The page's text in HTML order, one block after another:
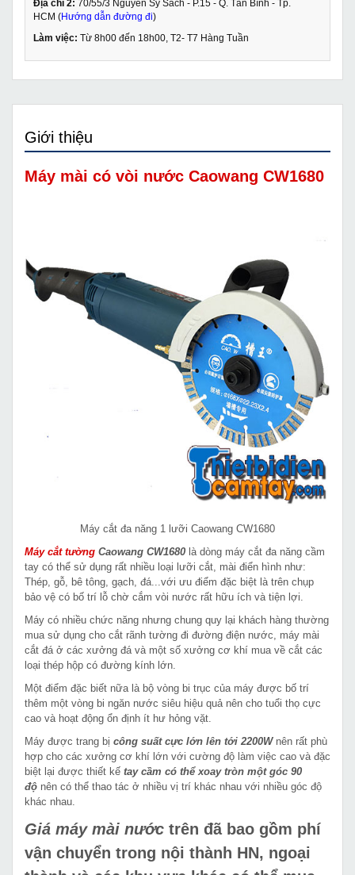
Địa chỉ 2: 70/55/3 Nguyễn Sỹ Sách - P.15 - Q. Tân Bình - Tp.
HCM (Hướng dẫn đường đi)
Làm việc: Từ 8h00 đến 18h00, T2- T7 Hàng Tuần
Giới thiệu
Máy mài có vòi nước Caowang CW1680
Máy cắt đa năng 1 lưỡi Caowang CW1680
Máy cắt tường Caowang CW1680 là dòng máy cắt đa năng cầm
tay có thể sử dụng rất nhiều loại lưỡi cắt, mài điển hình như:
Thép, gỗ, bê tông, gạch, đá...với ưu điểm đặc biệt là trên chụp
bảo vệ có bố trí lỗ chờ cắm vòi nước rất hữu ích và tiện lợi.
Máy có nhiều chức năng nhưng chung quy lại khách hàng thường
mua sử dụng cho cắt rãnh tường đi đường điện nước, máy mài
cắt đá ở các xưởng đá và một số xưởng cơ khí mua về cắt các
loại thép hộp có đường kính lớn.
Một điểm đặc biết nữa là bộ vòng bi trục của máy được bố trí
thêm một vòng bi ngăn nước siêu hiệu quả nên cho tuổi thọ cực
cao và hoạt động ổn định ít hư hỏng vặt.
Máy được trang bị công suất cực lớn lên tới 2200Wnên rất phù
hợp cho các xưởng cơ khí lớn với cường độ làm việc cao và đặc
biệt lại được thiết kế tay cầm có thể xoay tròn một góc 90
độ nên có thể thao tác ở nhiều vị trí khác nhau với nhiều góc độ
khác nhau.
Giá máy mài nước trên đã bao gồm phí
vận chuyển trong nội thành HN, ngoại